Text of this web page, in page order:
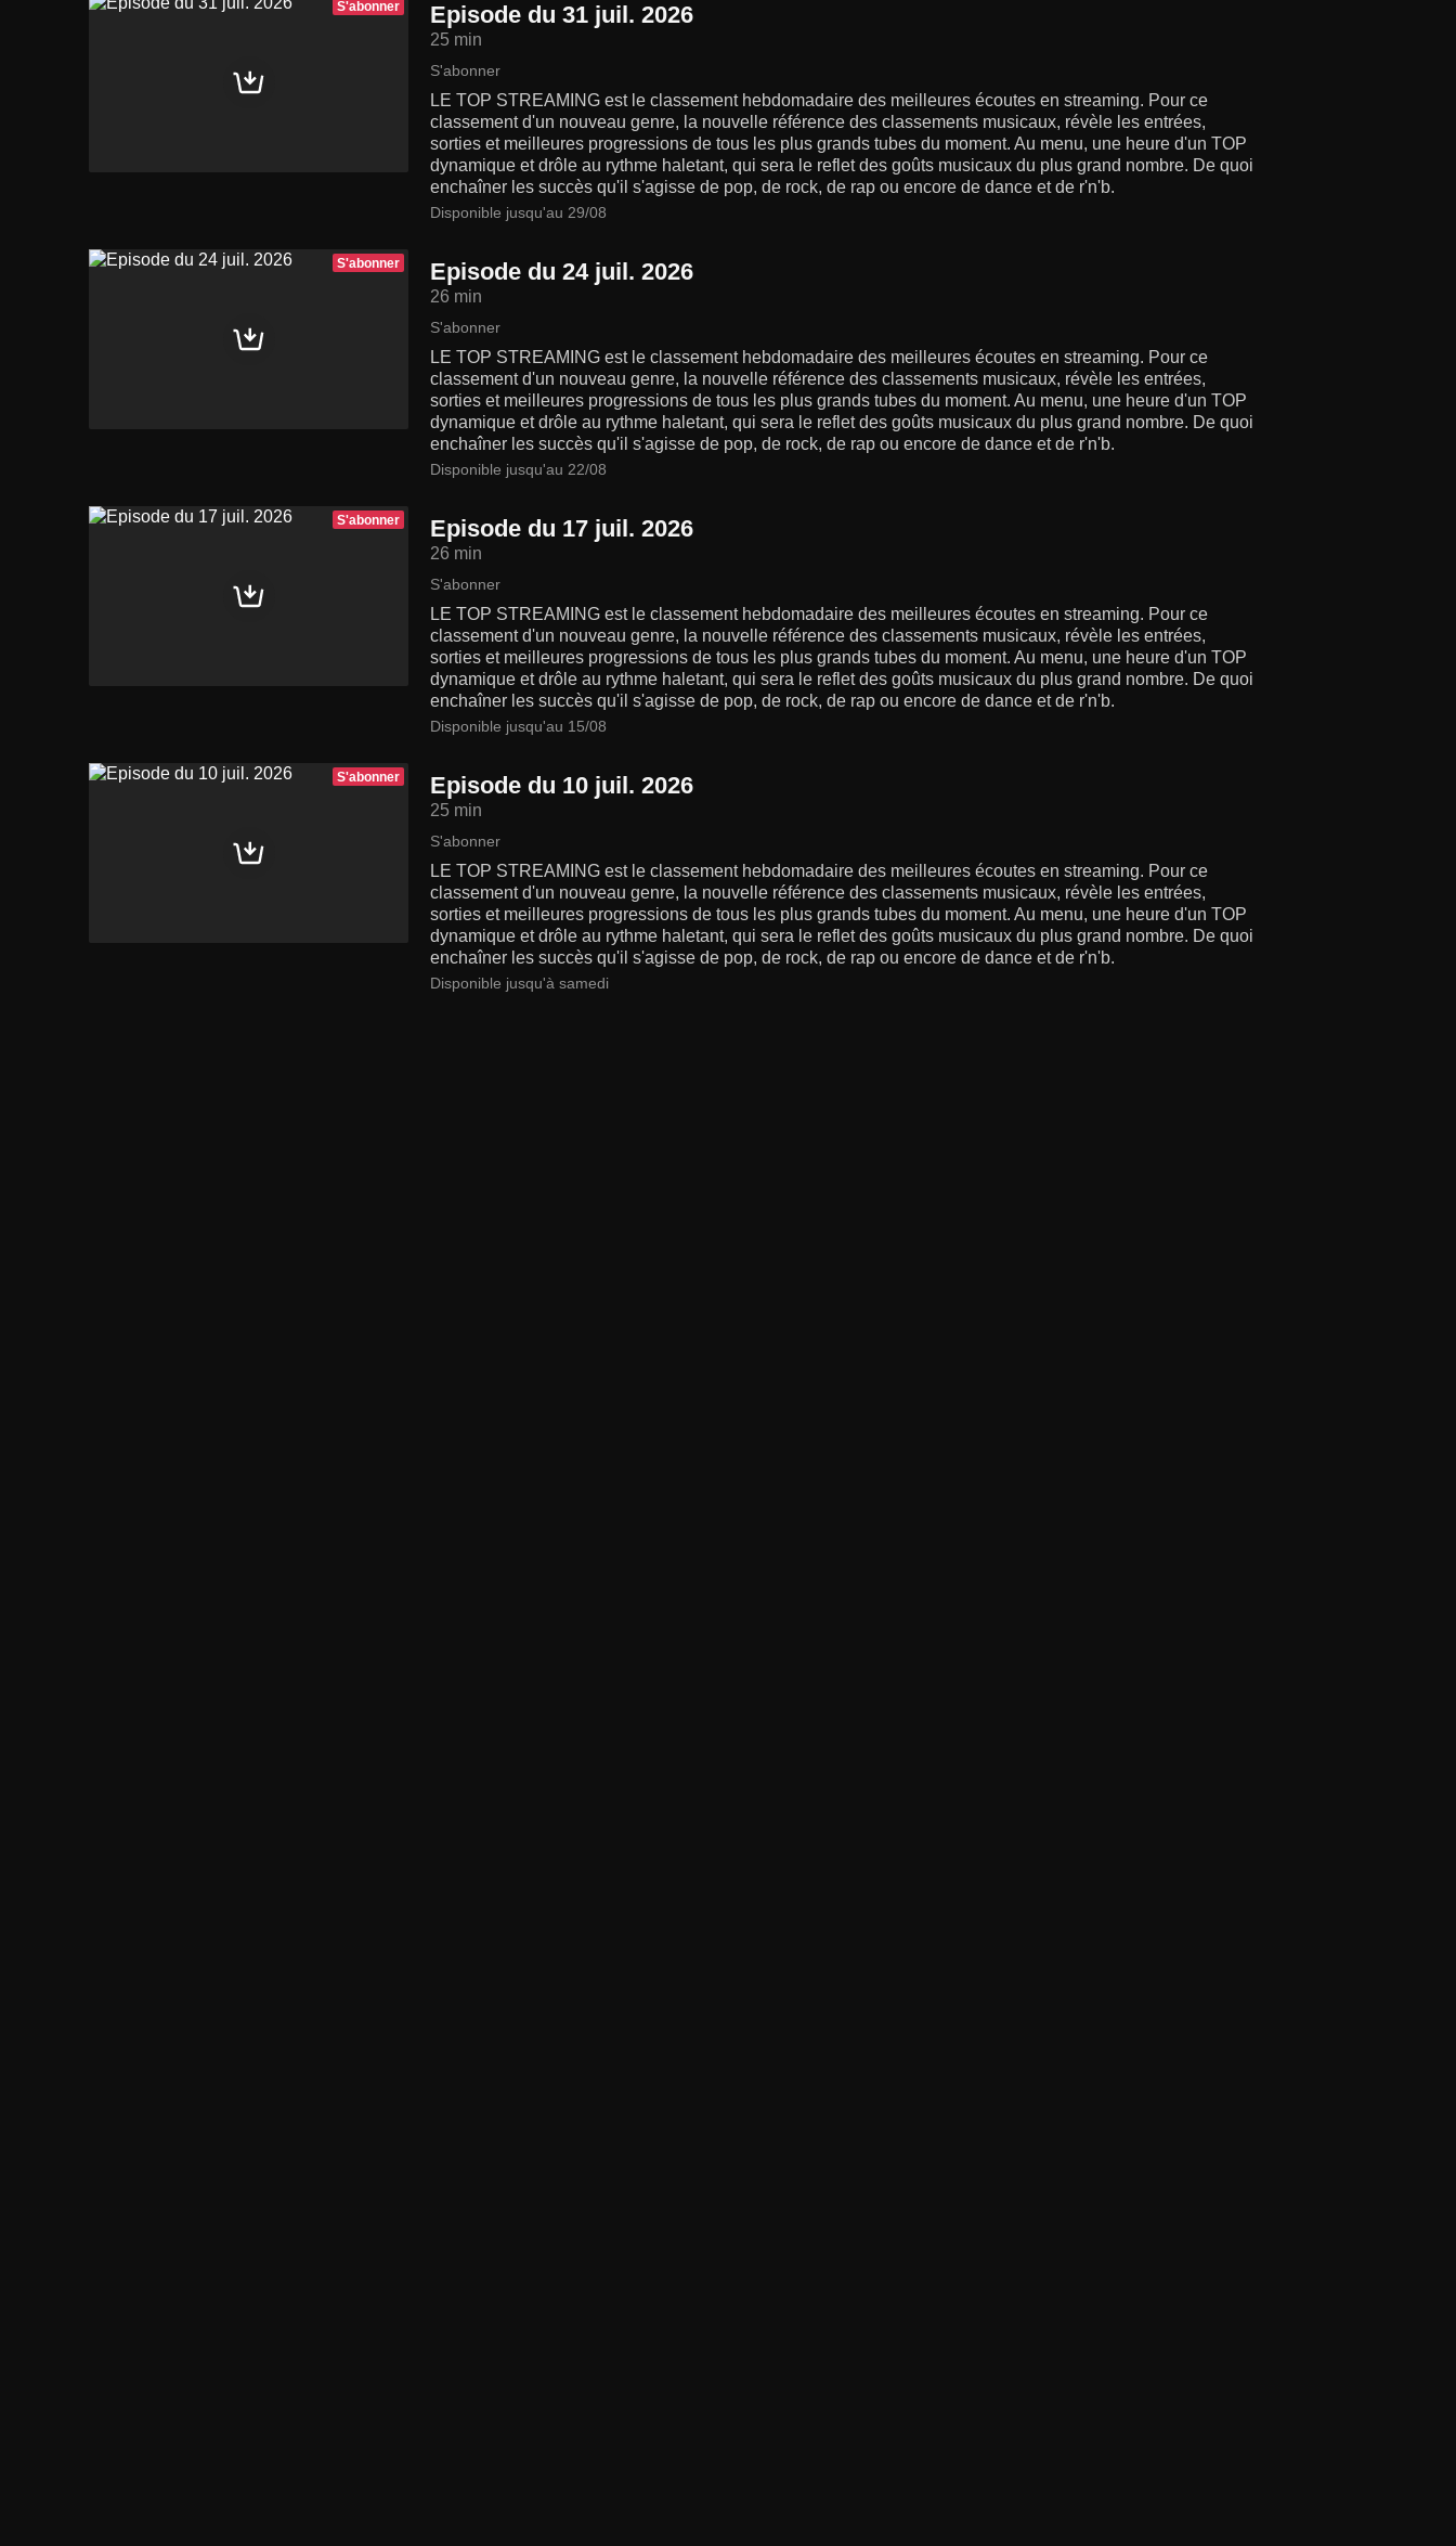
S'abonner Episode du 31 juil. 2026
25 min
S'abonner
LE TOP STREAMING est le classement hebdomadaire des meilleures écoutes en streaming. Pour ce
classement d'un nouveau genre, la nouvelle référence des classements musicaux, révèle les entrées,
sorties et meilleures progressions de tous les plus grands tubes du moment. Au menu, une heure d'un TOP
dynamique et drôle au rythme haletant, qui sera le reflet des goûts musicaux du plus grand nombre. De quoi
enchaîner les succès qu'il s'agisse de pop, de rock, de rap ou encore de dance et de r'n'b.
Disponible jusqu'au 29/08
S'abonner Episode du 24 juil. 2026
26 min
S'abonner
LE TOP STREAMING est le classement hebdomadaire des meilleures écoutes en streaming. Pour ce
classement d'un nouveau genre, la nouvelle référence des classements musicaux, révèle les entrées,
sorties et meilleures progressions de tous les plus grands tubes du moment. Au menu, une heure d'un TOP
dynamique et drôle au rythme haletant, qui sera le reflet des goûts musicaux du plus grand nombre. De quoi
enchaîner les succès qu'il s'agisse de pop, de rock, de rap ou encore de dance et de r'n'b.
Disponible jusqu'au 22/08
S'abonner Episode du 17 juil. 2026
26 min
S'abonner
LE TOP STREAMING est le classement hebdomadaire des meilleures écoutes en streaming. Pour ce
classement d'un nouveau genre, la nouvelle référence des classements musicaux, révèle les entrées,
sorties et meilleures progressions de tous les plus grands tubes du moment. Au menu, une heure d'un TOP
dynamique et drôle au rythme haletant, qui sera le reflet des goûts musicaux du plus grand nombre. De quoi
enchaîner les succès qu'il s'agisse de pop, de rock, de rap ou encore de dance et de r'n'b.
Disponible jusqu'au 15/08
S'abonner Episode du 10 juil. 2026
25 min
S'abonner
LE TOP STREAMING est le classement hebdomadaire des meilleures écoutes en streaming. Pour ce
classement d'un nouveau genre, la nouvelle référence des classements musicaux, révèle les entrées,
sorties et meilleures progressions de tous les plus grands tubes du moment. Au menu, une heure d'un TOP
dynamique et drôle au rythme haletant, qui sera le reflet des goûts musicaux du plus grand nombre. De quoi
enchaîner les succès qu'il s'agisse de pop, de rock, de rap ou encore de dance et de r'n'b.
Disponible jusqu'à samedi